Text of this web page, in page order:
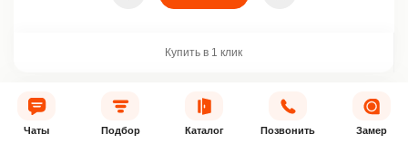
Купить в 1 клик
АКЦИЯ
Чаты Подбор Каталог Позвонить Замер